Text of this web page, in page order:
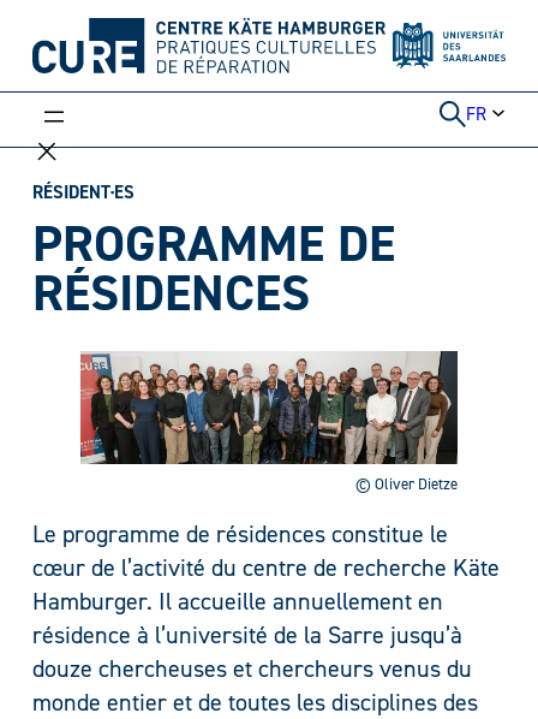
contenu
FR
RÉSIDENT·ES
PROGRAMME DE
RÉSIDENCES
© Oliver Dietze
Le programme de résidences constitue le
cœur de l’activité du centre de recherche Käte
Hamburger. Il accueille annuellement en
résidence à l’université de la Sarre jusqu’à
douze chercheuses et chercheurs venus du
monde entier et de toutes les disciplines des